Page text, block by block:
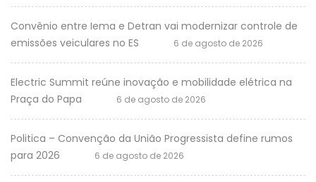
Convênio entre Iema e Detran vai modernizar controle de
emissões veiculares no ES
6 de agosto de 2026
Electric Summit reúne inovação e mobilidade elétrica na
Praça do Papa
6 de agosto de 2026
Politica – Convenção da União Progressista define rumos
para 2026
6 de agosto de 2026